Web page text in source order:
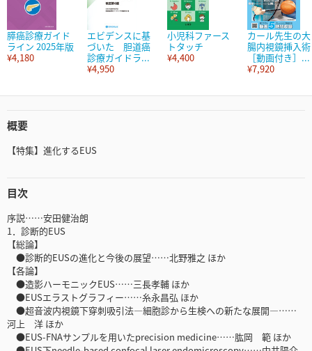
膵癌診療ガイド
ライン 2025年版
¥4,180
エビデンスに基
づいた 胆道癌
診療ガイドラ...
¥4,950
小児科ファース
トタッチ
¥4,400
カール先生の大
腸内視鏡挿入術
［動画付き］...
¥7,920
概要
【特集】進化するEUS
目次
序説……安田健治朗
1．診断的EUS
【総論】
●診断的EUSの進化と今後の展望……北野雅之 ほか
【各論】
●造影ハーモニックEUS……三長孝輔 ほか
●EUSエラストグラフィー……糸永昌弘 ほか
●超音波内視鏡下穿刺吸引法―細胞診から生検への新たな展開―……
河上 洋 ほか
●EUS-FNAサンプルを用いたprecision medicine……肱岡 範 ほか